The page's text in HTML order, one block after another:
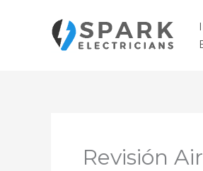
contenido
Revisión